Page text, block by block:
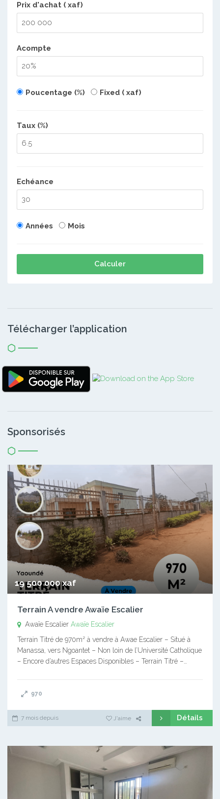
Prix d'achat ( xaf)
Acompte
Poucentage (%) Fixed ( xaf)
Taux (%)
Echéance
Années Mois
Calculer
Télécharger l’application
Sponsorisés
19 500 000 xaf
Terrain A vendre Awaïe Escalier
Awaïe Escalier Awaïe Escalier
Terrain Titré de 970m² à vendre à Awae Escalier – Situé à
Manassa, vers Ngoantet – Non loin de l’Université Catholique
– Encore d’autres Espaces Disponibles – Terrain Titré –…
970
7 mois depuis J'aime Détails